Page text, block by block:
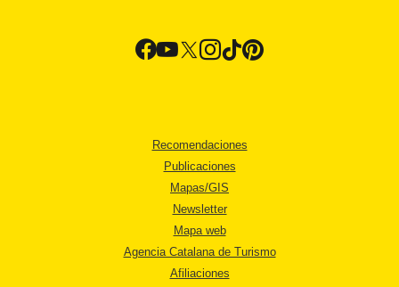
Recomendaciones
Publicaciones
Mapas/GIS
Newsletter
Mapa web
Agencia Catalana de Turismo
Afiliaciones